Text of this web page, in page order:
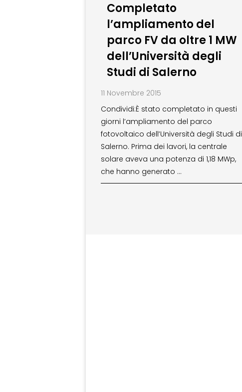
Completato
l’ampliamento del
parco FV da oltre 1 MW
dell’Università degli
Studi di Salerno
11 Novembre 2015
Condividi:È stato completato in questi
giorni l’ampliamento del parco
fotovoltaico dell’Università degli Studi di
Salerno. Prima dei lavori, la centrale
solare aveva una potenza di 1,18 MWp,
che hanno generato …